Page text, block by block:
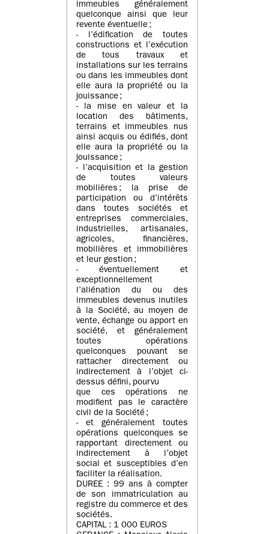
immeubles généralement
quelconque ainsi que leur
revente éventuelle ;
- l’édification de toutes
constructions et l’exécution
de tous travaux et
installations sur les terrains
ou dans les immeubles dont
elle aura la propriété ou la
jouissance ;
- la mise en valeur et la
location des bâtiments,
terrains et immeubles nus
ainsi acquis ou édifiés, dont
elle aura la propriété ou la
jouissance ;
- l’acquisition et la gestion
de toutes valeurs
mobilières ; la prise de
participation ou d’intérêts
dans toutes sociétés et
entreprises commerciales,
industrielles, artisanales,
agricoles, financières,
mobilières et immobilières
et leur gestion ;
- éventuellement et
exceptionnellement
l’aliénation du ou des
immeubles devenus inutiles
à la Société, au moyen de
vente, échange ou apport en
société, et généralement
toutes opérations
quelconques pouvant se
rattacher directement ou
indirectement à l’objet ci-
dessus défini, pourvu
que ces opérations ne
modifient pas le caractère
civil de la Société ;
- et généralement toutes
opérations quelconques se
rapportant directement ou
indirectement à l’objet
social et susceptibles d’en
faciliter la réalisation.
DUREE : 99 ans à compter
de son immatriculation au
registre du commerce et des
sociétés.
CAPITAL : 1 000 EUROS